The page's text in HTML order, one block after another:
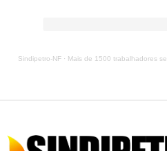
Sindipetro-NF · Mais de 1500 trabalhadores serão